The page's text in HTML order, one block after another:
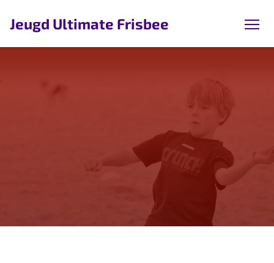
Jeugd Ultimate Frisbee